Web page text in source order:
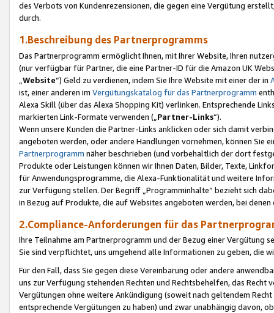
des Verbots von Kundenrezensionen, die gegen eine Vergütung
durch.
1.Beschreibung des Partnerprogramms
Das Partnerprogramm ermöglicht Ihnen, mit Ihrer Website, Ihren
(nur verfügbar für Partner, die eine Partner-ID für die Amazon UK
Website“) Geld zu verdienen, indem Sie Ihre Website mit einer der in
ist, einer anderen im Vergütungskatalog für das Partnerprogramm
Alexa Skill (über das Alexa Shopping Kit) verlinken. Entsprechende
markierten Link-Formate verwenden („ Partner-Links“).
Wenn unsere Kunden die Partner-Links anklicken oder sich damit
angeboten werden, oder andere Handlungen vornehmen, können Sie
Partnerprogramm näher beschrieben (und vorbehaltlich der dort
Produkte oder Leistungen können wir Ihnen Daten, Bilder, Texte,
für Anwendungsprogramme, die Alexa-Funktionalität und weitere
zur Verfügung stellen. Der Begriff „Programminhalte“ bezieht sich
in Bezug auf Produkte, die auf Websites angeboten werden, bei
2.Compliance-Anforderungen für das
Ihre Teilnahme am Partnerprogramm und der Bezug einer Vergütung
Sie sind verpflichtet, uns umgehend alle Informationen zu geben, die
Für den Fall, dass Sie gegen diese Vereinbarung oder andere
uns zur Verfügung stehenden Rechten und Rechtsbehelfen, das
Vergütungen ohne weitere Ankündigung (soweit nach geltendem
entsprechende Vergütungen zu haben) und zwar unabhängig davon,